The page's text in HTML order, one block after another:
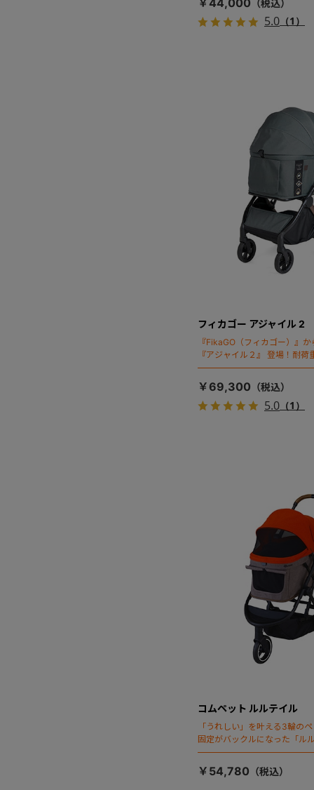
5.0 （1）
フィカゴー アジャイル 2
『FikaGO（フィカゴー）』
『アジャイル２』 登場！耐
秒・自動収納機能搭載！！
￥69,300
5.0 （1）
コムペット ルルテイル
「うれしい」を叶える3輪の
固定がバックルになった「ル
￥54,780